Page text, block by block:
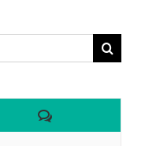
Comentaris